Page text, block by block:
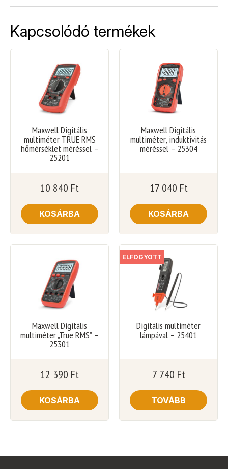
Kapcsolódó termékek
Maxwell Digitális
multiméter TRUE RMS
hőmérséklet méréssel –
25201
10 840 Ft
KOSÁRBA
Maxwell Digitális
multiméter, induktivitás
méréssel – 25304
17 040 Ft
KOSÁRBA
Maxwell Digitális
multiméter „True RMS” –
25301
12 390 Ft
KOSÁRBA
ELFOGYOTT
Digitális multiméter
lámpával – 25401
7 740 Ft
TOVÁBB